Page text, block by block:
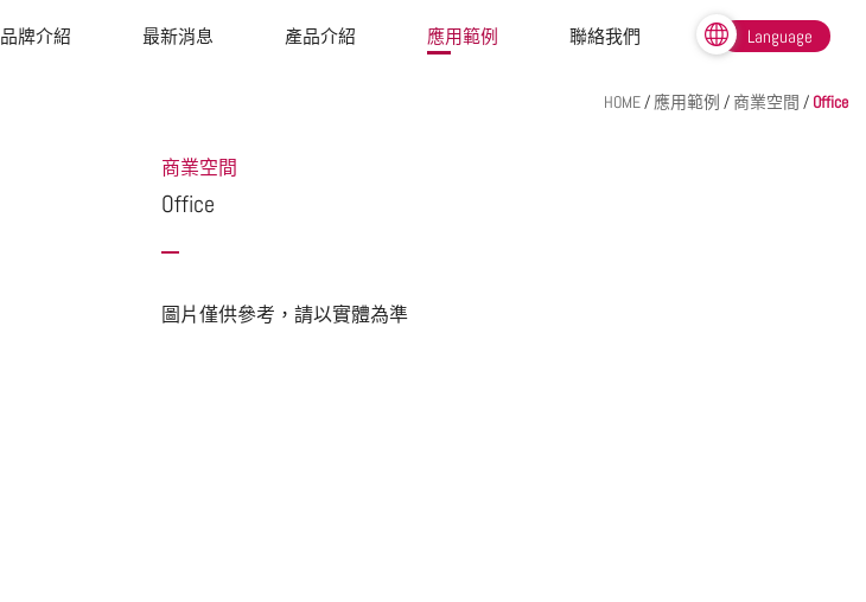
品牌介紹 最新消息 產品介紹 應用範例 聯絡我們
Language
English
HOME/ 應用範例 / 商業空間 / Office
商業空間
Office
圖片僅供參考，請以實體為準